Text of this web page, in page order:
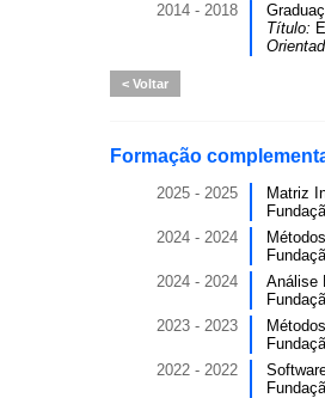
2014 - 2018
Título:
Voltar
Formação
2025 - 2025
Matriz
2024 - 2024
2024 - 2024
Análise
2023 - 2023
2022 - 2022